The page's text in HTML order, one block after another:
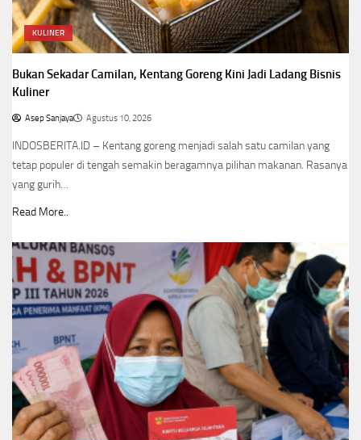
KULINER
Bukan Sekadar Camilan, Kentang Goreng Kini Jadi Ladang Bisnis
Kuliner
Asep Sanjaya Agustus 10, 2026
INDOSBERITA.ID – Kentang goreng menjadi salah satu camilan yang
tetap populer di tengah semakin beragamnya pilihan makanan. Rasanya
yang gurih…
Read More..